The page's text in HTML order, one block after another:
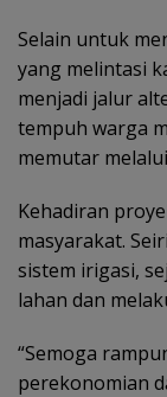
Selain untuk
yang melintasi
menjadi jalur
tempuh warga
memutar
Kehadiran
masyarakat.
sistem irigasi,
lahan dan
“Semoga
perekonomian